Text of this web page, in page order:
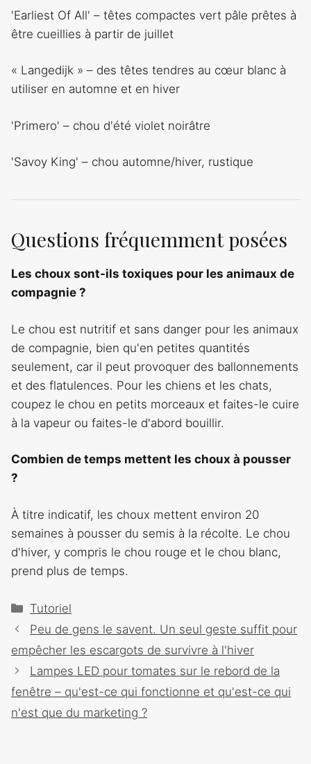
'Earliest Of All' – têtes compactes vert pâle prêtes à
être cueillies à partir de juillet
« Langedijk » – des têtes tendres au cœur blanc à
utiliser en automne et en hiver
'Primero' – chou d'été violet noirâtre
'Savoy King' – chou automne/hiver, rustique
Questions fréquemment posées
Les choux sont-ils toxiques pour les animaux de
compagnie ?
Le chou est nutritif et sans danger pour les animaux
de compagnie, bien qu'en petites quantités
seulement, car il peut provoquer des ballonnements
et des flatulences. Pour les chiens et les chats,
coupez le chou en petits morceaux et faites-le cuire
à la vapeur ou faites-le d'abord bouillir.
Combien de temps mettent les choux à pousser
?
À titre indicatif, les choux mettent environ 20
semaines à pousser du semis à la récolte. Le chou
d'hiver, y compris le chou rouge et le chou blanc,
prend plus de temps.
Catégories
Tutoriel
Navigation
des
articles
Peu de gens le savent. Un seul geste suffit pour
empêcher les escargots de survivre à l'hiver
Lampes LED pour tomates sur le rebord de la
fenêtre – qu'est-ce qui fonctionne et qu'est-ce qui
n'est que du marketing ?